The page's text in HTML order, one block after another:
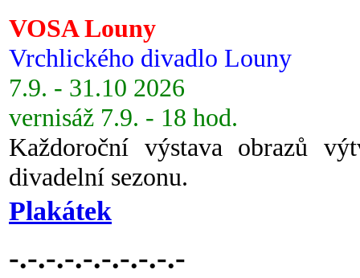
VOSA Louny
Vrchlického divadlo Louny
7.9. - 31.10 2026
vernisáž 7.9. - 18 hod.
Každoroční výstava obrazů
divadelní sezonu.
Plakátek
-.-.-.-.-.-.-.-.-.-